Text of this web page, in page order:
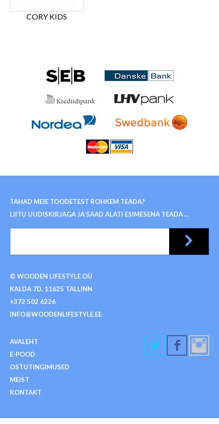
CORY KIDS
TAHAD MEIE TOODETEST ROHKEM TEADA?
LIITU UUDISKIRJAGA JA SAAD ALATI ESIMESENA TEADA ...
© WOODEN LIFESTYLE OÜ
KALDA 7D, 11625 TALLINN
+372 502 6226
INFO@WOODENLIFESTYLE.EE
AVALEHT
E-POOD
OSTUTINGIMUSED
MEIST
KONTAKT